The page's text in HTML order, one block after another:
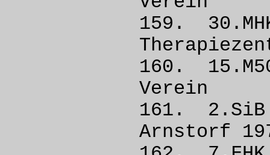
159.
160.
161.
Arnstorf